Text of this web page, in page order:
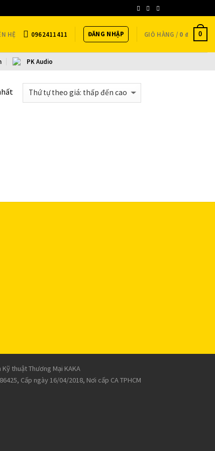
HỆ 0962411411 ĐĂNG NHẬP GIỎ HÀNG / 0 ₫ 0
PK Audio
thuật Thương Mại KAKA
Cấp ngày 16/04/2018, Nơi cấp CA TPHCM